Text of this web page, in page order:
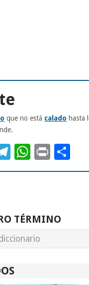
que no está calado hasta
Telegram
Print
TÉRMINO